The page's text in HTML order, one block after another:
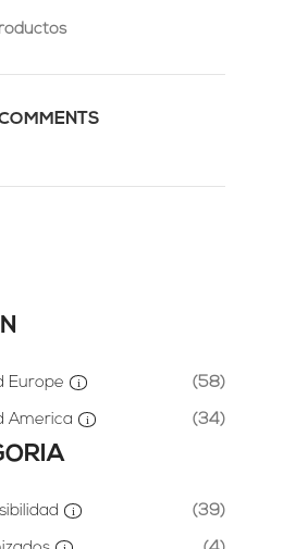
Europe (58)
America (34)
(39)